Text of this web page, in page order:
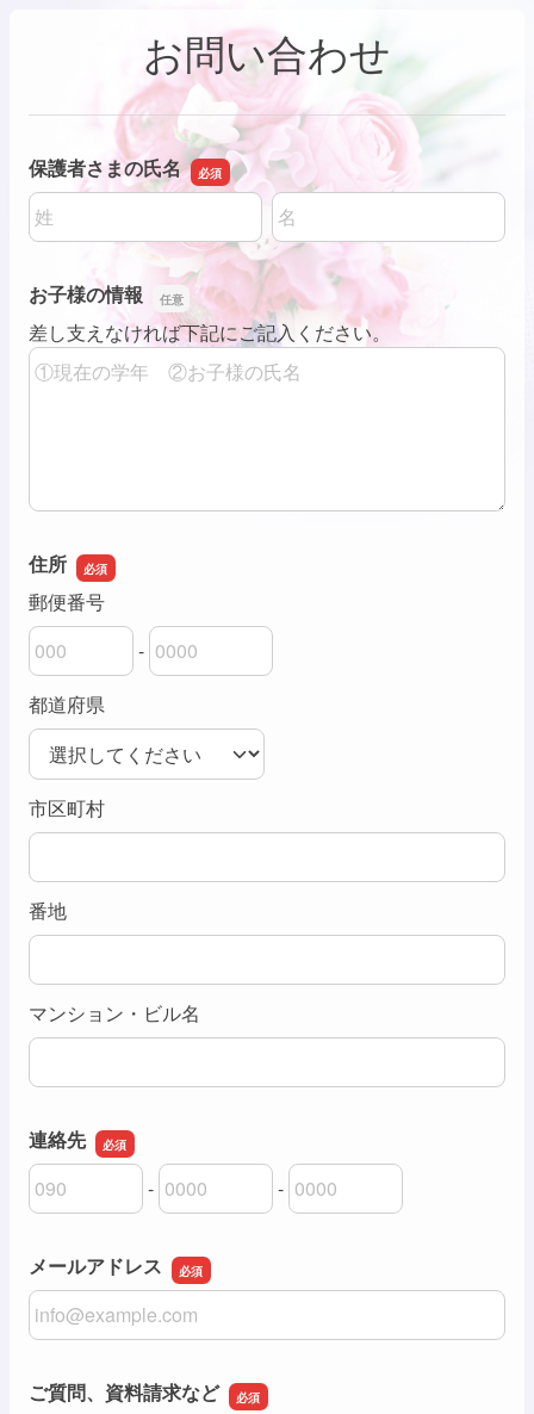
お問い合わせ
保護者さまの氏名
名前の姓
名前の名
お子様の情報
差し支えなければ下記にご記入ください。
住所
郵便番号
郵便番号の上3桁
-
郵便番号の下4桁
都道府県
市区町村
番地
マンション・ビル名
連絡先
連絡先の市外局番
-
連絡先の市内局番 -
連絡先の加入者番号
メールアドレス
メールアドレス
ご質問、資料請求など